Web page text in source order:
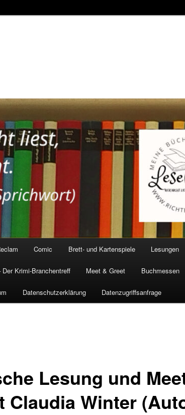
Comic Brett- und Kartenspiele Lesungen
Der Krimi-Branchentreff Meet & Greet Buchmessen
Datenschutzerklärung Datenzugriffsanfrage
Lesung und
Claudia Winter